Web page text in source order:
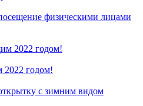
физическими лицами
2022 годом!